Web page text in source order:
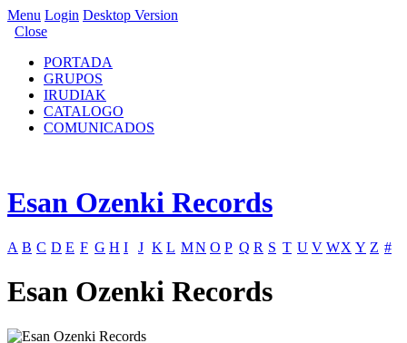
Menu Login Desktop Version
Close
PORTADA
GRUPOS
IRUDIAK
CATALOGO
COMUNICADOS
Esan Ozenki Records
A B C D E F G H I J K L MN O P Q R S T U V WX Y Z #
Esan Ozenki Records